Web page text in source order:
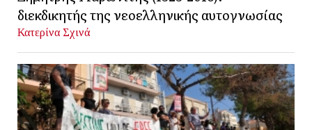
διεκδικητής της νεοελληνικής αυτογνωσίας
Κατερίνα Σχινά